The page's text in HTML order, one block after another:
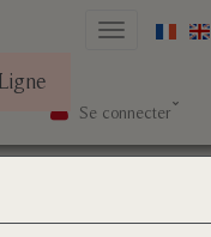
Basculer
Se connecter